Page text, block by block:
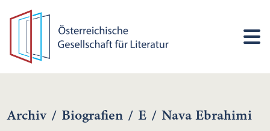
Archiv / Biografien / E / Nava Ebrahimi